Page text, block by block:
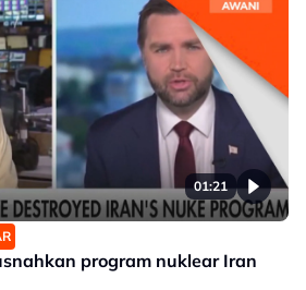
01:21
program nuklear Iran